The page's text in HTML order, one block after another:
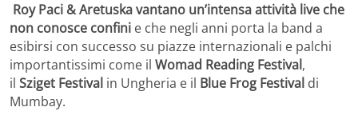
Roy Paci & Aretuska vantano un’intensa attività live che
non conosce confini e che negli anni porta la band a
esibirsi con successo su piazze internazionali e palchi
importantissimi come il Womad Reading Festival,
il Sziget Festival in Ungheria e il Blue Frog Festival di
Mumbay.